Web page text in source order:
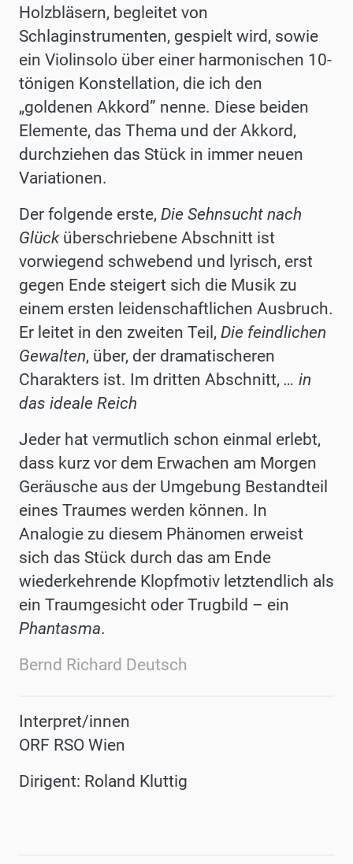
Holzbläsern, begleitet von
Schlaginstrumenten, gespielt wird, sowie
ein Violinsolo über einer harmonischen 10-
tönigen Konstellation, die ich den
„goldenen Akkord” nenne. Diese beiden
Elemente, das Thema und der Akkord,
durchziehen das Stück in immer neuen
Variationen.
Der folgende erste, Die Sehnsucht nach
Glücküberschriebene Abschnitt ist
vorwiegend schwebend und lyrisch, erst
gegen Ende steigert sich die Musik zu
einem ersten leidenschaftlichen Ausbruch.
Er leitet in den zweiten Teil, Die feindlichen
Gewalten, über, der dramatischeren
Charakters ist. Im dritten Abschnitt, … in
das ideale Reich
Jeder hat vermutlich schon einmal erlebt,
dass kurz vor dem Erwachen am Morgen
Geräusche aus der Umgebung Bestandteil
eines Traumes werden können. In
Analogie zu diesem Phänomen erweist
sich das Stück durch das am Ende
wiederkehrende Klopfmotiv letztendlich als
ein Traumgesicht oder Trugbild – ein
Phantasma.
Bernd Richard Deutsch
Interpret/innen
ORF RSO Wien
Dirigent: Roland Kluttig